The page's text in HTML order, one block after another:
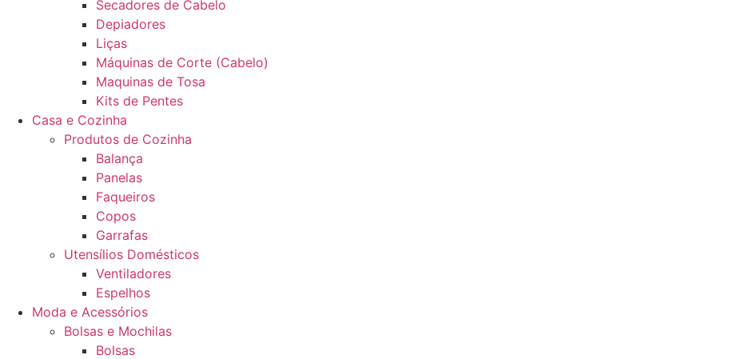
Secadores de Cabelo
Depiadores
Liças
Máquinas de Corte (Cabelo)
Maquinas de Tosa
Kits de Pentes
Casa e Cozinha
Produtos de Cozinha
Balança
Panelas
Faqueiros
Copos
Garrafas
Utensílios Domésticos
Ventiladores
Espelhos
Moda e Acessórios
Bolsas e Mochilas
Bolsas